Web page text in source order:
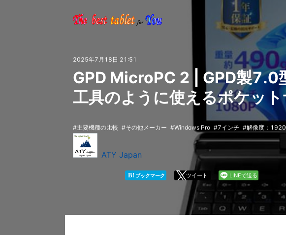
2025年7月18日 21:51
GPD MicroPC 2 | GPD製7.0
工具のように使えるポケッ
主要機種の比較 その他メーカー Windows Pro 7インチ 解像度：
ATY Japan
B! ブックマーク ツイート LINEで送る